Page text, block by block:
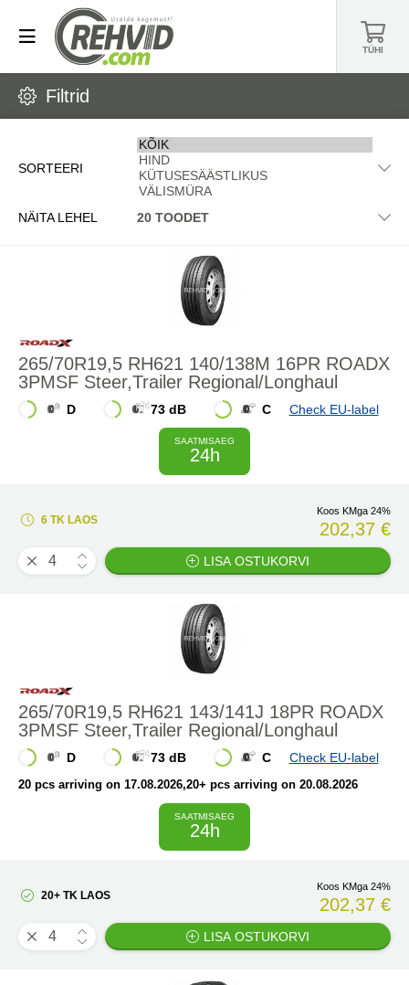
TÜHI
Filtrid
SORTEERI
NÄITA LEHEL
265/70R19,5 RH621 140/138M 16PR ROADX
3PMSF Steer,Trailer Regional/Longhaul
D 73 dB C Check EU-label
SAATMISAEG
24h
6 TK LAOS
Koos KMga 24%
202,37 €
LISA OSTUKORVI
265/70R19,5 RH621 143/141J 18PR ROADX
3PMSF Steer,Trailer Regional/Longhaul
D 73 dB C Check EU-label
20 pcs arriving on 17.08.2026,20+ pcs arriving on 20.08.2026
SAATMISAEG
24h
20+ TK LAOS
Koos KMga 24%
202,37 €
LISA OSTUKORVI